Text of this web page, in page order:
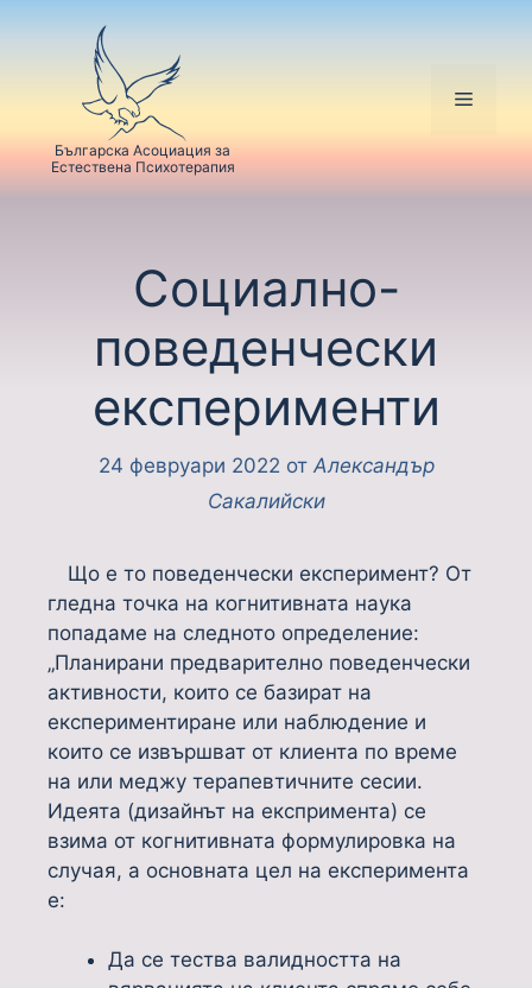
Българска Асоциация за
Естествена Психотерапия
Социално-
поведенчески
експерименти
24 февруари 2022 от Александър
Сакалийски
Що е то поведенчески експеримент? От
гледна точка на когнитивната наука
попадаме на следното определение:
„Планирани предварително поведенчески
активности, които се базират на
експериментиране или наблюдение и
които се извършват от клиента по време
на или меджу терапевтичните сесии.
Идеята (дизайнът на експримента) се
взима от когнитивната формулировка на
случая, а основната цел на експеримента
е:
Да се тества валидността на